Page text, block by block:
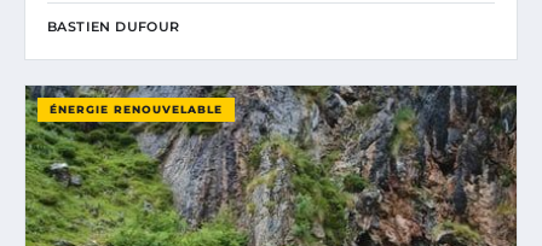
BASTIEN DUFOUR
ÉNERGIE RENOUVELABLE